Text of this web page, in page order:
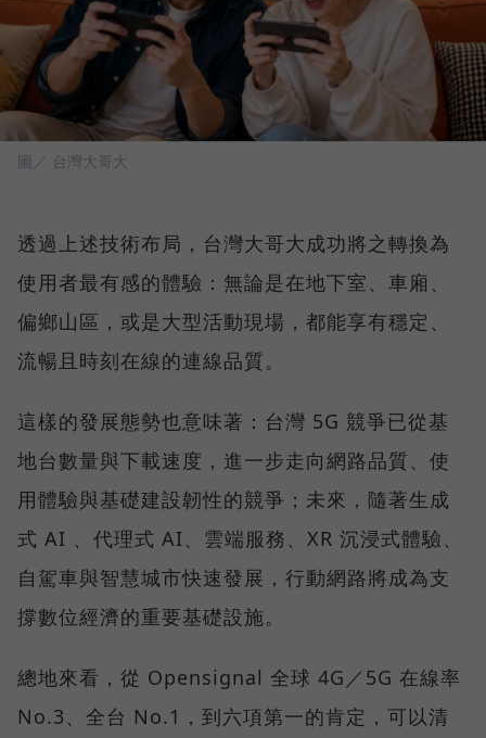
圖／ 台灣大哥大
透過上述技術布局，台灣大哥大成功將之轉換為
使用者最有感的體驗：無論是在地下室、車廂、
偏鄉山區，或是大型活動現場，都能享有穩定、
流暢且時刻在線的連線品質。
這樣的發展態勢也意味著：台灣 5G 競爭已從基
地台數量與下載速度，進一步走向網路品質、使
用體驗與基礎建設韌性的競爭；未來，隨著生成
式 AI 、代理式 AI、雲端服務、XR 沉浸式體驗、
自駕車與智慧城市快速發展，行動網路將成為支
撐數位經濟的重要基礎設施。
總地來看，從 Opensignal 全球 4G／5G 在線率
No.3、全台 No.1，到六項第一的肯定，可以清